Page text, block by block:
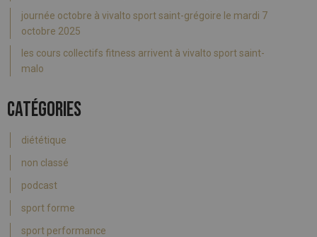
journée octobre à vivalto sport saint-grégoire le mardi 7
octobre 2025
les cours collectifs fitness arrivent à vivalto sport saint-
malo
CATÉGORIES
diététique
non classé
podcast
sport forme
sport performance